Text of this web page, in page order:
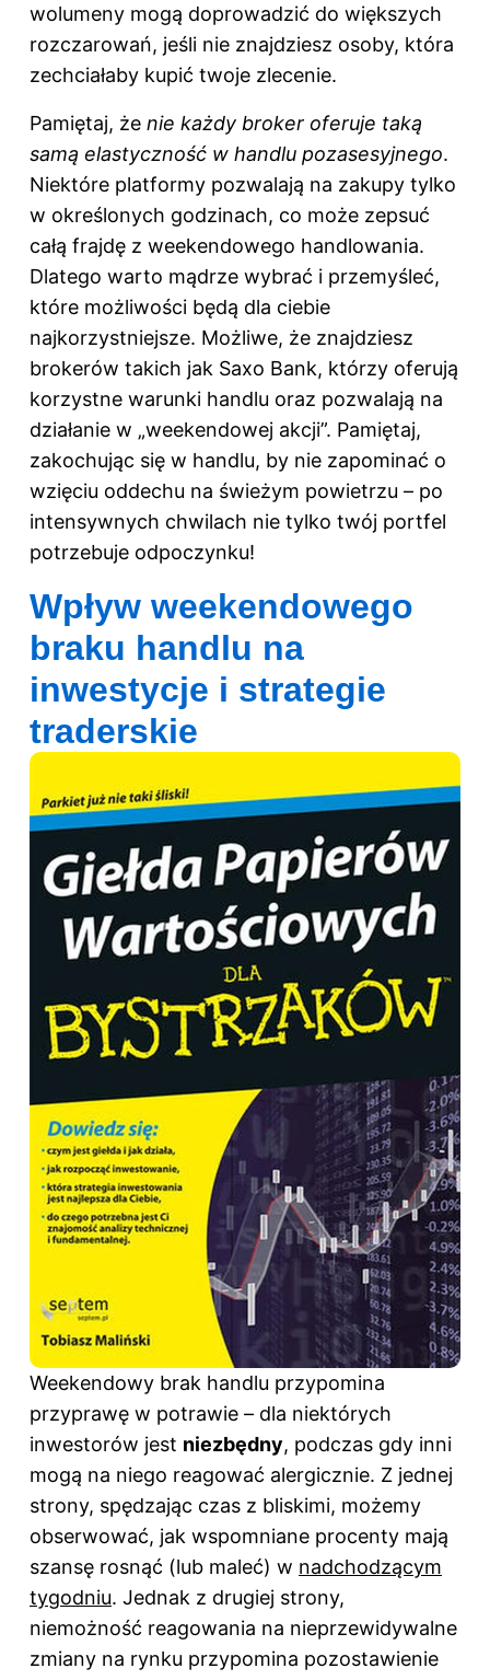
wolumeny mogą doprowadzić do większych
rozczarowań, jeśli nie znajdziesz osoby, która
zechciałaby kupić twoje zlecenie.
Pamiętaj, że nie każdy broker oferuje taką
samą elastyczność w handlu pozasesyjnego.
Niektóre platformy pozwalają na zakupy tylko
w określonych godzinach, co może zepsuć
całą frajdę z weekendowego handlowania.
Dlatego warto mądrze wybrać i przemyśleć,
które możliwości będą dla ciebie
najkorzystniejsze. Możliwe, że znajdziesz
brokerów takich jak Saxo Bank, którzy oferują
korzystne warunki handlu oraz pozwalają na
działanie w „weekendowej akcji”. Pamiętaj,
zakochując się w handlu, by nie zapominać o
wzięciu oddechu na świeżym powietrzu – po
intensywnych chwilach nie tylko twój portfel
potrzebuje odpoczynku!
Wpływ weekendowego
braku handlu na
inwestycje i strategie
traderskie
Weekendowy brak handlu przypomina
przyprawę w potrawie – dla niektórych
inwestorów jest niezbędny, podczas gdy inni
mogą na niego reagować alergicznie. Z jednej
strony, spędzając czas z bliskimi, możemy
obserwować, jak wspomniane procenty mają
szansę rosnąć (lub maleć) w nadchodzącym
tygodniu. Jednak z drugiej strony,
niemożność reagowania na nieprzewidywalne
zmiany na rynku przypomina pozostawienie